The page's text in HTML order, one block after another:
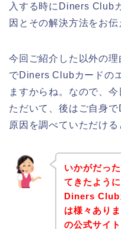
入する時にDiners Club
因とその解決方法をお伝
今回ご紹介した以外の
でDiners Clubカードの
ますからね。なので、
ただいて、後はご自身
原因を調べていただける
いかがだっ
てきたよう
Diners Club
は様々あり
の公式サイ